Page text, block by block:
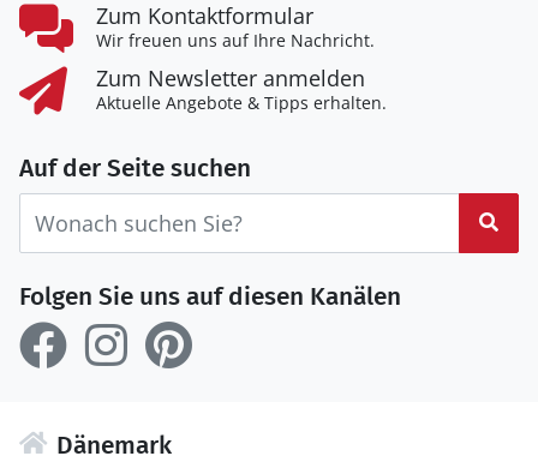
Zum Kontaktformular
Wir freuen uns auf Ihre Nachricht.
Zum Newsletter anmelden
Aktuelle Angebote & Tipps erhalten.
Auf der Seite suchen
Folgen Sie uns auf diesen Kanälen
Dänemark